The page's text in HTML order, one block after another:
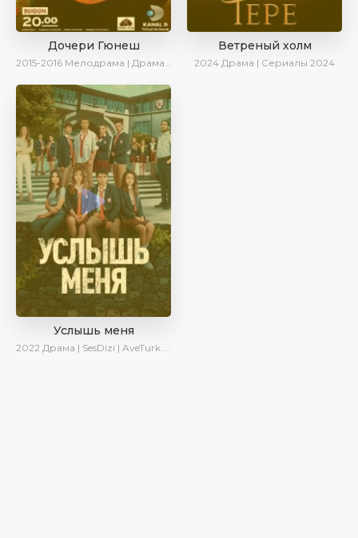
Дочери Гюнеш
2015-2016 Мелодрама | Драма | Комедия
Ветреный холм
2024 Драма | Сериалы 2024
Услышь меня
2022 Драма | SesDizi | AveTurk | Turok1990